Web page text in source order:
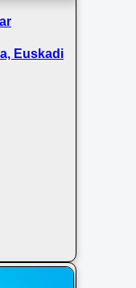
Euskadi